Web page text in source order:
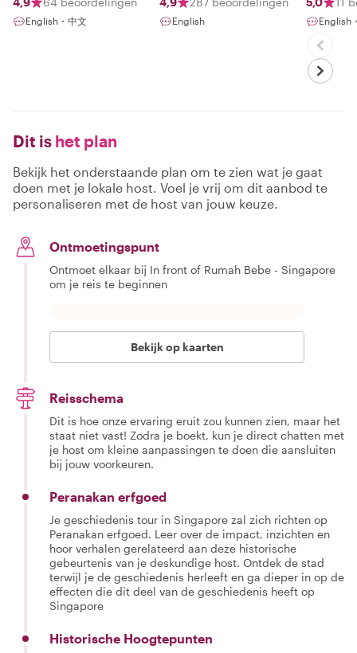
English・中文 English English
Dit is het plan
Bekijk het onderstaande plan om te zien wat je gaat
doen met je lokale host. Voel je vrij om dit aanbod te
personaliseren met de host van jouw keuze.
Ontmoetingspunt
Ontmoet elkaar bij In front of Rumah Bebe - Singapore
om je reis te beginnen
Bekijk op kaarten
Reisschema
Dit is hoe onze ervaring eruit zou kunnen zien, maar het
staat niet vast! Zodra je boekt, kun je direct chatten met
je host om kleine aanpassingen te doen die aansluiten
bij jouw voorkeuren.
Peranakan erfgoed
Je geschiedenis tour in Singapore zal zich richten op
Peranakan erfgoed. Leer over de impact, inzichten en
hoor verhalen gerelateerd aan deze historische
gebeurtenis van je deskundige host. Ontdek de stad
terwijl je de geschiedenis herleeft en ga dieper in op de
effecten die dit deel van de geschiedenis heeft op
Singapore
Historische Hoogtepunten